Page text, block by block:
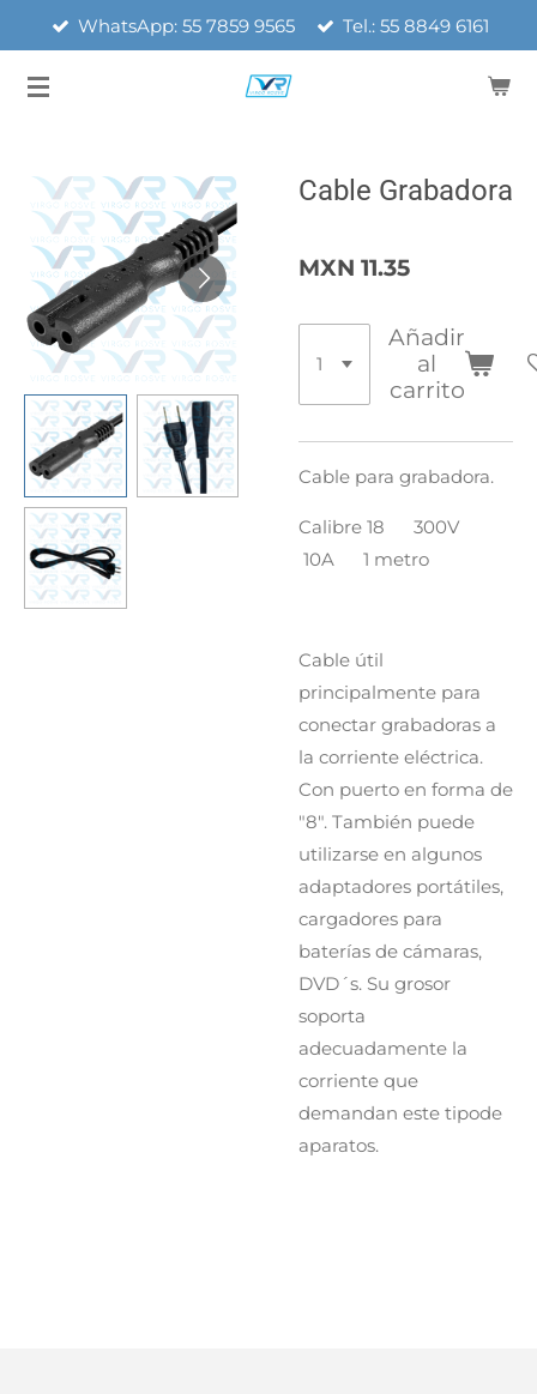
contenido
WhatsApp: 55 7859 9565 Tel.: 55 8849 6161
Cable Grabadora
MXN 11.35
Añadir
al
carrito
Cable para grabadora.
Calibre 18 300V
10A 1 metro
Cable útil
principalmente para
conectar grabadoras a
la corriente eléctrica.
Con puerto en forma de
"8". También puede
utilizarse en algunos
adaptadores portátiles,
cargadores para
baterías de cámaras,
DVD´s. Su grosor
soporta
adecuadamente la
corriente que
demandan este tipode
aparatos.